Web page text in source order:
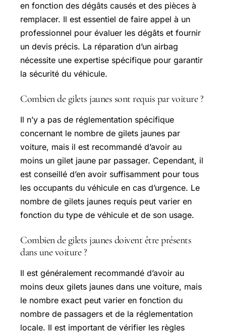
en fonction des dégâts causés et des pièces à
remplacer. Il est essentiel de faire appel à un
professionnel pour évaluer les dégâts et fournir
un devis précis. La réparation d’un airbag
nécessite une expertise spécifique pour garantir
la sécurité du véhicule.
Combien de gilets jaunes sont requis par voiture ?
Il n’y a pas de réglementation spécifique
concernant le nombre de gilets jaunes par
voiture, mais il est recommandé d’avoir au
moins un gilet jaune par passager. Cependant, il
est conseillé d’en avoir suffisamment pour tous
les occupants du véhicule en cas d’urgence. Le
nombre de gilets jaunes requis peut varier en
fonction du type de véhicule et de son usage.
Combien de gilets jaunes doivent être présents
dans une voiture ?
Il est généralement recommandé d’avoir au
moins deux gilets jaunes dans une voiture, mais
le nombre exact peut varier en fonction du
nombre de passagers et de la réglementation
locale. Il est important de vérifier les règles